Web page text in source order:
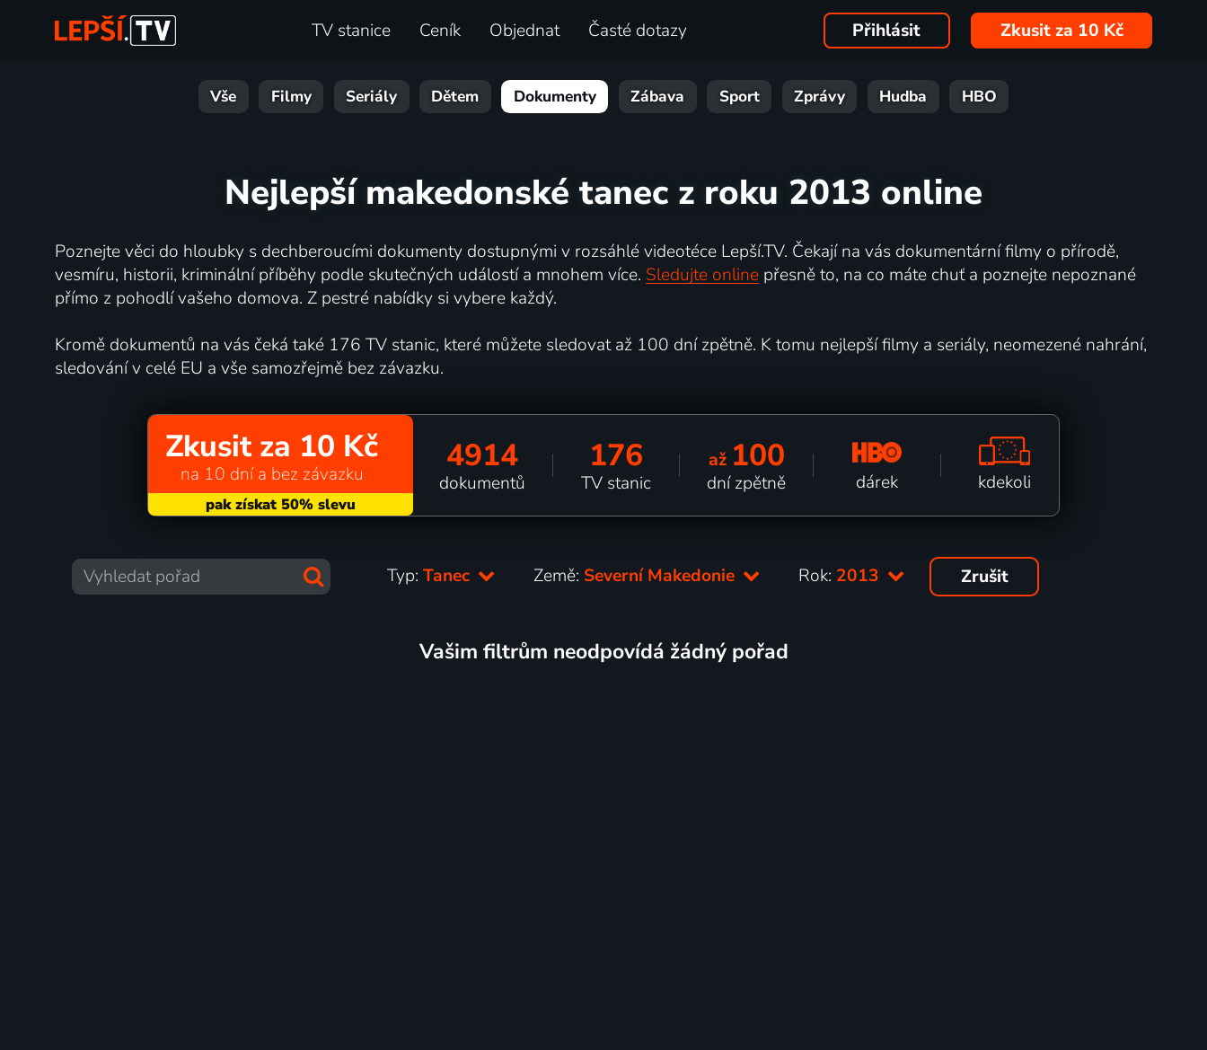
TV stanice Ceník Objednat Časté dotazy Přihlásit Zkusit za 10 Kč
Vše Filmy Seriály Dětem Dokumenty Zábava Sport Zprávy Hudba HBO
Nejlepší makedonské tanec z roku 2013 online
Poznejte věci do hloubky s dechberoucími dokumenty dostupnými v rozsáhlé videotéce Lepší.TV. Čekají na vás dokumentární filmy o přírodě,
vesmíru, historii, kriminální příběhy podle skutečných událostí a mnohem více. Sledujte onlinepřesně to, na co máte chuť a poznejte nepoznané
přímo z pohodlí vašeho domova. Z pestré nabídky si vybere každý.
Kromě dokumentů na vás čeká také 176 TV stanic, které můžete sledovat až 100 dní zpětně. K tomu nejlepší filmy a seriály, neomezené nahrání,
sledování v celé EU a vše samozřejmě bez závazku.
Zkusit za 10 Kč
na 10 dní a bez závazku 4914
dokumentů
176
TV stanic
až 100
dní zpětně dárek kdekoli
Typ:Tanec Země: Severní Makedonie Rok: 2013 Zrušit
Vašim filtrům neodpovídá žádný pořad